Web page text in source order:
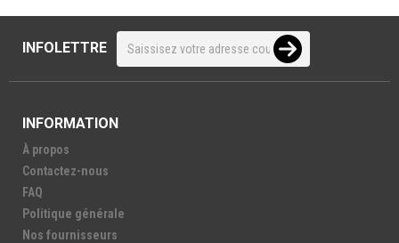
INFOLETTRE
INFORMATION
À propos
Contactez-nous
FAQ
Politique générale
Nos fournisseurs